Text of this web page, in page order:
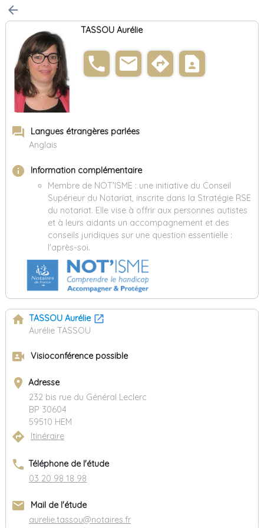
arrow_back
TASSOU Aurélie
phone email directions contact_page
forum
Langues étrangères parlées
Anglais
info
Information complémentaire
Membre de NOT'ISME : une initiative du Conseil
Supérieur du Notariat, inscrite dans la Stratégie RSE
du notariat. Elle vise à offrir aux personnes autistes
et à leurs aidants un accompagnement et des
conseils juridiques sur une question essentielle :
l'après-soi.
home TASSOU Aurélie
Aurélie TASSOU
video_camera_front Visioconférence possible
place Adresse
232 bis rue du Général Leclerc
BP 30604
59510 HEM
directions Itinéraire
phone Téléphone de l'étude
03 20 98 18 98
email
Mail de l'étude
aurelie.tassou@notaires.fr